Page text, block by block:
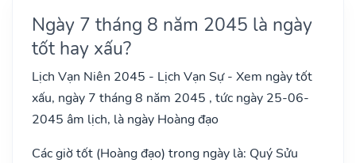
Ngày 7 tháng 8 năm 2045 là ngày
tốt hay xấu?
Lịch Vạn Niên 2045 - Lịch Vạn Sự - Xem ngày tốt
xấu, ngày 7 tháng 8 năm 2045 , tức ngày 25-06-
2045 âm lịch, là ngày Hoàng đạo
Các giờ tốt (Hoàng đạo) trong ngày là: Quý Sửu